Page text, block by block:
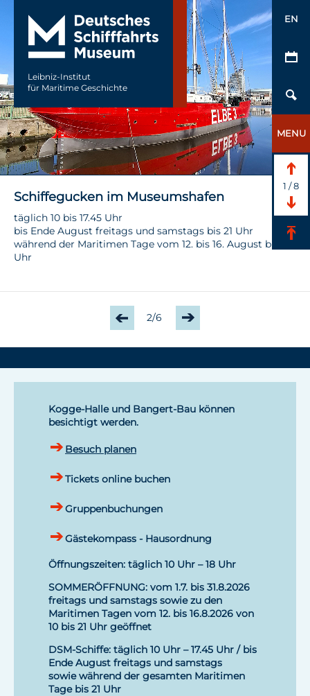
Leibniz-Institut
für Maritime Geschichte
EN
MENU
1 /8
Schiffegucken im Museumshafen
täglich 10 bis 17.45 Uhr
bis Ende August freitags und samstags bis 21 Uhr
während der Maritimen Tage vom 12. bis 16. August bis 21
Uhr
2/6
Kogge-Halle und Bangert-Bau können
besichtigt werden.
Besuch planen
Tickets online buchen
Gruppenbuchungen
Gästekompass - Hausordnung
Öffnungszeiten: täglich 10 Uhr – 18 Uhr
SOMMERÖFFNUNG: vom 1.7. bis 31.8.2026
freitags und samstags sowie zu den
Maritimen Tagen vom 12. bis 16.8.2026 von
10 bis 21 Uhr geöffnet
DSM-Schiffe: täglich 10 Uhr – 17.45 Uhr / bis
Ende August freitags und samstags
sowie während der gesamten Maritimen
Tage bis 21 Uhr